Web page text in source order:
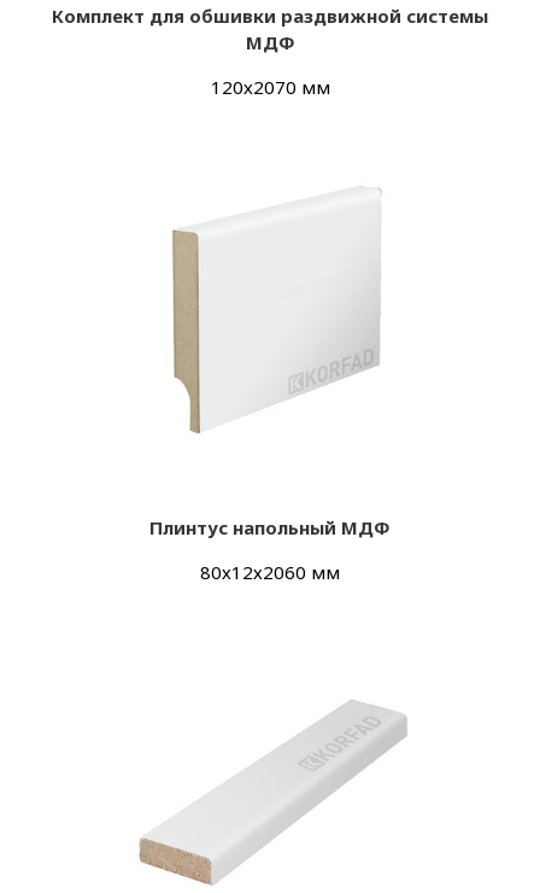
Комплект для обшивки раздвижной системы
МДФ
120х2070 мм
Плинтус напольный МДФ
80х12х2060 мм